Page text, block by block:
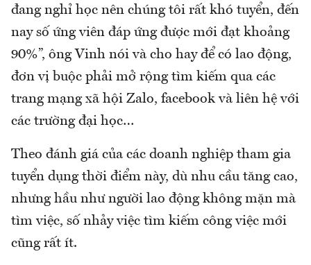
đang nghỉ học nên chúng tôi rất khó tuyển, đến
nay số ứng viên đáp ứng được mới đạt khoảng
90%”, ông Vinh nói và cho hay để có lao động,
đơn vị buộc phải mở rộng tìm kiếm qua các
trang mạng xã hội Zalo, facebook và liên hệ với
các trường đại học…
Theo đánh giá của các doanh nghiệp tham gia
tuyển dụng thời điểm này, dù nhu cầu tăng cao,
nhưng hầu như người lao động không mặn mà
tìm việc, số nhảy việc tìm kiếm công việc mới
cũng rất ít.